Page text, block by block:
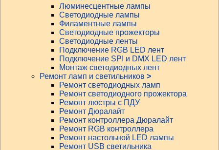
Люминесцентные лампы
Светодиодные лампы
Филаментные лампы
Светодиодные прожекторы
Светодиодные ленты
Подключение RGB LED лент
Подключение SPI и DMX LED лент
Монтаж светодиодных лент
Ремонт ламп и светильников >
Ремонт светодиодных ламп
Ремонт светодиодного прожектора
Ремонт люстры с ПДУ
Ремонт Дюралайт
Ремонт контроллера Дюралайт
Ремонт RGB контроллера
Ремонт настольной LED лампы
Ремонт USB светильника